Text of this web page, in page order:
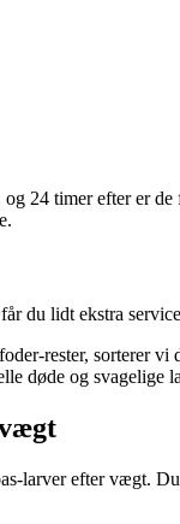
24 timer efter er
du lidt ekstra
rester, sorterer
døde og svagelige
larver efter vægt.